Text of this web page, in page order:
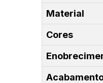
Material
Cores